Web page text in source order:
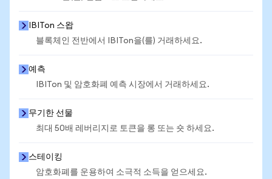
IBITon 스왑
블록체인 전반에서 IBITon을(를) 거래하세요.
예측
IBITon 및 암호화폐 예측 시장에서 거래하세요.
무기한 선물
최대 50배 레버리지로 토큰을 롱 또는 숏 하세요.
스테이킹
암호화폐를 운용하여 소극적 소득을 얻으세요.